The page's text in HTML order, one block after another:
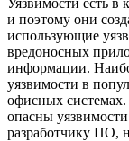
и поэтому они
использующие
вредоносных
информации.
уязвимости в
офисных
опасны
разработчику ПО,